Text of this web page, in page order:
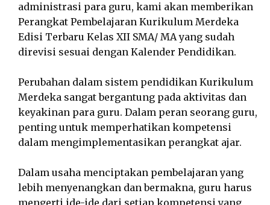
administrasi para guru, kami akan memberikan
Perangkat Pembelajaran Kurikulum Merdeka
Edisi Terbaru Kelas XII SMA/ MA yang sudah
direvisi sesuai dengan Kalender Pendidikan.
Perubahan dalam sistem pendidikan Kurikulum
Merdeka sangat bergantung pada aktivitas dan
keyakinan para guru. Dalam peran seorang guru,
penting untuk memperhatikan kompetensi
dalam mengimplementasikan perangkat ajar.
Dalam usaha menciptakan pembelajaran yang
lebih menyenangkan dan bermakna, guru harus
mengerti ide-ide dari setiap kompetensi yang